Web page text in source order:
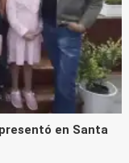
en Santa